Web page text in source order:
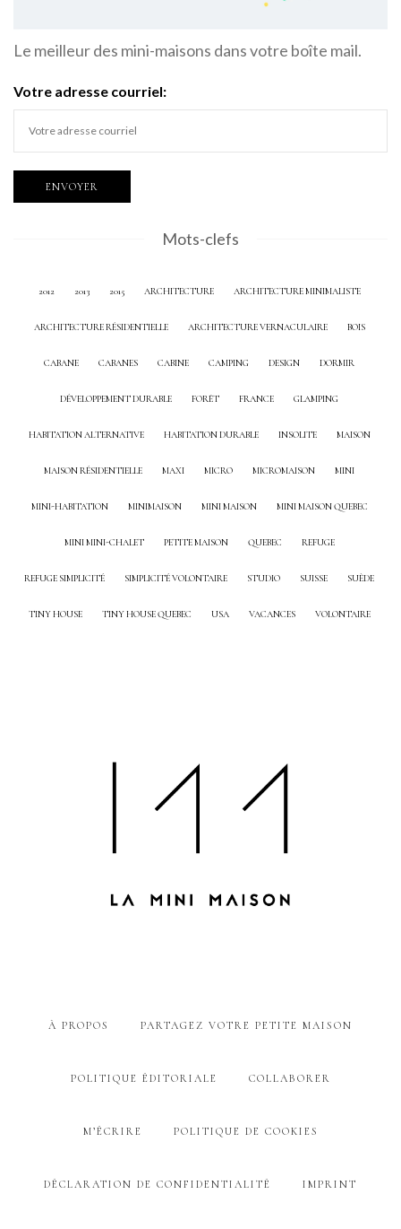
Le meilleur des mini-maisons dans votre boîte mail.
Votre adresse courriel:
Mots-clefs
2012 2013 2015 ARCHITECTURE ARCHITECTURE MINIMALISTE
ARCHITECTURE RÉSIDENTIELLE ARCHITECTURE VERNACULAIRE BOIS
CABANE CABANES CABINE CAMPING DESIGN DORMIR
DÉVELOPPEMENT DURABLE FORÊT FRANCE GLAMPING
HABITATION ALTERNATIVE HABITATION DURABLE INSOLITE MAISON
MAISON RÉSIDENTIELLE MAXI MICRO MICROMAISON MINI
MINI-HABITATION MINIMAISON MINI MAISON MINI MAISON QUEBEC
MINI MINI-CHALET PETITE MAISON QUEBEC REFUGE
REFUGE SIMPLICITÉ SIMPLICITÉ VOLONTAIRE STUDIO SUISSE SUÈDE
TINY HOUSE TINY HOUSE QUEBEC USA VACANCES VOLONTAIRE
À PROPOS PARTAGEZ VOTRE PETITE MAISON
POLITIQUE ÉDITORIALE COLLABORER
M’ÉCRIRE POLITIQUE DE COOKIES
DÉCLARATION DE CONFIDENTIALITÉ IMPRINT